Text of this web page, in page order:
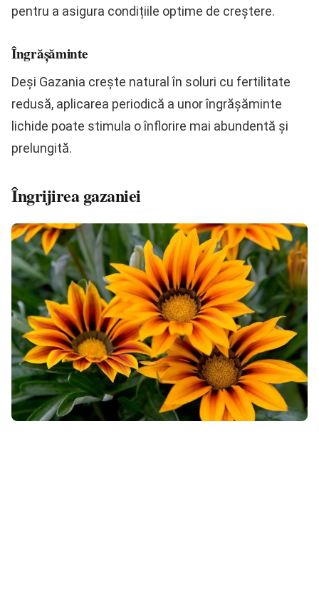
pentru a asigura condițiile optime de creștere.
Îngrășăminte
Deși Gazania crește natural în soluri cu fertilitate
redusă, aplicarea periodică a unor îngrășăminte
lichide poate stimula o înflorire mai abundentă și
prelungită.
Îngrijirea gazaniei